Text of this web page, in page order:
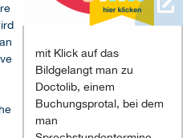
mit Klick auf das
Bildgelangt man zu
Doctolib, einem
Buchungsprotal, bei dem
man